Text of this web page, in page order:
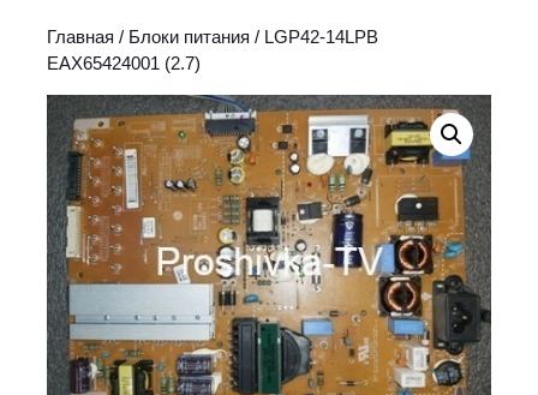
Главная / Блоки питания / LGP42-14LPB
EAX65424001 (2.7)